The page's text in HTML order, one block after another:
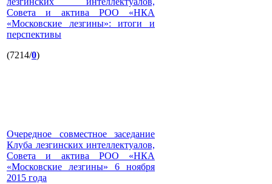
Совета и актива РОО «НКА
«Московские лезгины»: итоги и
перспективы
(7214/0)
Очередное совместное заседание
Клуба лезгинских интеллектуалов,
Совета и актива РОО «НКА
«Московские лезгины» 6 ноября
2015 года